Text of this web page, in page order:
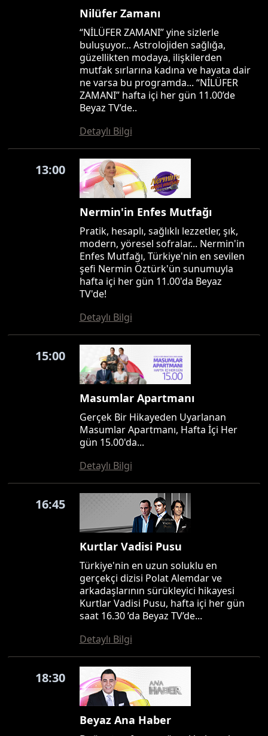
Nilüfer Zamanı
“NİLÜFER ZAMANI” yine sizlerle
buluşuyor... Astrolojiden sağlığa,
güzellikten modaya, ilişkilerden
mutfak sırlarına kadına ve hayata dair
ne varsa bu programda... “NİLÜFER
ZAMANI” hafta içi her gün 11.00’de
Beyaz TV’de..
Detaylı Bilgi
13:00
Nermin'in Enfes Mutfağı
Pratik, hesaplı, sağlıklı lezzetler, şık,
modern, yöresel sofralar... Nermin'in
Enfes Mutfağı, Türkiye'nin en sevilen
şefi Nermin Öztürk'ün sunumuyla
hafta içi her gün 11.00'da Beyaz
TV'de!
Detaylı Bilgi
15:00
Masumlar Apartmanı
Gerçek Bir Hikayeden Uyarlanan
Masumlar Apartmanı, Hafta İçi Her
gün 15.00'da...
Detaylı Bilgi
16:45
Kurtlar Vadisi Pusu
Türkiye'nin en uzun soluklu en
gerçekçi dizisi Polat Alemdar ve
arkadaşlarının sürükleyici hikayesi
Kurtlar Vadisi Pusu, hafta içi her gün
saat 16.30 ’da Beyaz TV’de...
Detaylı Bilgi
18:30
Beyaz Ana Haber